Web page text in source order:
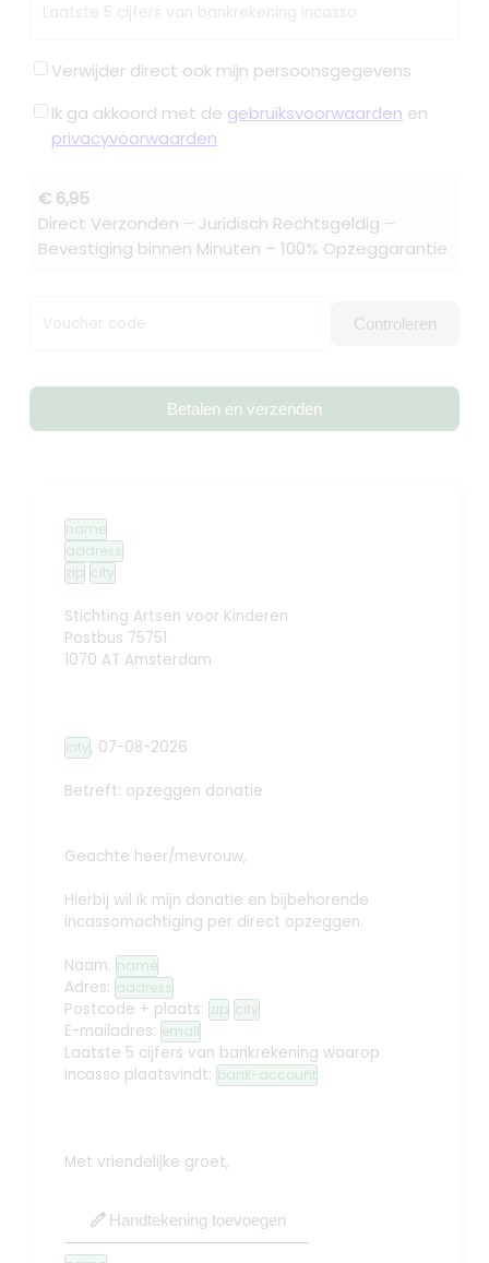
Laatste 5 cijfers van bankrekening incasso
Verwijder direct ook mijn persoonsgegevens
Ik ga akkoord met de gebruiksvoorwaarden en
privacyvoorwaarden
€ 6,95
Direct Verzonden – Juridisch Rechtsgeldig –
Bevestiging binnen Minuten – 100% Opzeggarantie
Voucher code Controleren
Betalen en verzenden
name
address
zip city
Stichting Artsen voor Kinderen
Postbus 75751
1070 AT Amsterdam
city, 07-08-2026
Betreft: opzeggen donatie
Geachte heer/mevrouw,
Hierbij wil ik mijn donatie en bijbehorende
incassomachtiging per direct opzeggen.
Naam: name
Adres: address
Postcode + plaats: zip city
E-mailadres: email
Laatste 5 cijfers van bankrekening waarop
incasso plaatsvindt: bank-account
Met vriendelijke groet,
edit Handtekening toevoegen